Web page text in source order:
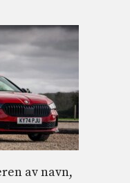
av navn,